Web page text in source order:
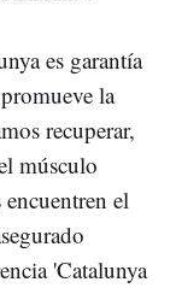
es garantía
la
recuperar,
músculo
encuentren el
'Catalunya